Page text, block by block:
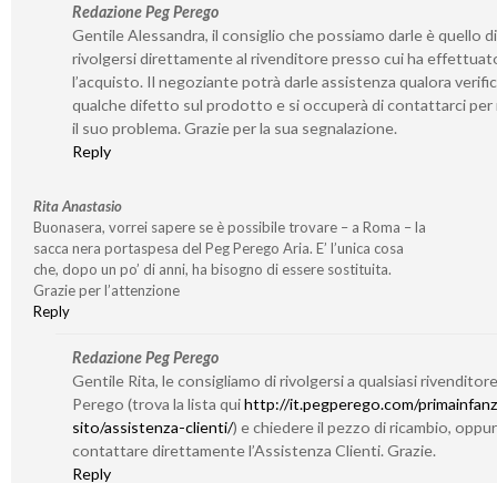
Redazione Peg Perego
Gentile Alessandra, il consiglio che possiamo darle è quello di
rivolgersi direttamente al rivenditore presso cui ha
l’acquisto. Il negoziante potrà darle assistenza qualora
qualche difetto sul prodotto e si occuperà di contattarci per
il suo problema. Grazie per la sua segnalazione.
Reply
Rita Anastasio
Buonasera, vorrei sapere se è possibile trovare – a Roma – la
sacca nera portaspesa del Peg Perego Aria. E’ l’unica cosa
che, dopo un po’ di anni, ha bisogno di essere sostituita.
Grazie per l’attenzione
Reply
Redazione Peg Perego
Gentile Rita, le consigliamo di rivolgersi a qualsiasi
Perego (trova la lista quihttp://it.pegperego.com/
sito/assistenza-clienti/) e chiedere il pezzo di ricambio,
contattare direttamente l’Assistenza Clienti. Grazie.
Reply